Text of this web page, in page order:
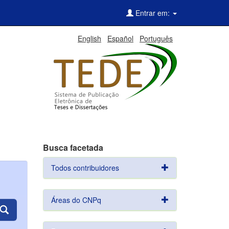
Entrar em:
English Español Português
Busca facetada
Todos contribuidores
Áreas do CNPq